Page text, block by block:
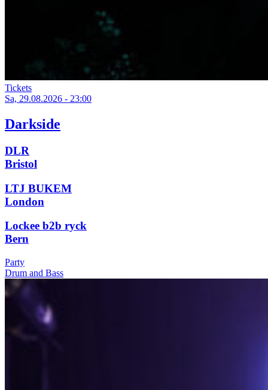
Tickets
Sa, 29.08.2026 - 23:00
Darkside
DLR
Bristol
LTJ BUKEM
London
Lockee b2b ryck
Bern
Party
Drum and Bass